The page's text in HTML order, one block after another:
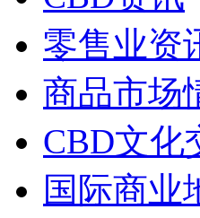
零售业资
商品市场
CBD文化
国际商业